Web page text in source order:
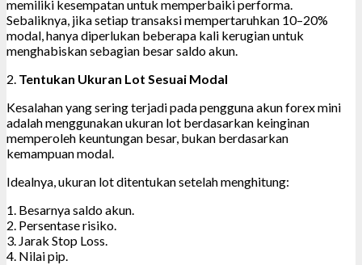
memiliki kesempatan untuk memperbaiki performa.
Sebaliknya, jika setiap transaksi mempertaruhkan 10–20%
modal, hanya diperlukan beberapa kali kerugian untuk
menghabiskan sebagian besar saldo akun.
2. Tentukan Ukuran Lot Sesuai Modal
Kesalahan yang sering terjadi pada pengguna akun forex mini
adalah menggunakan ukuran lot berdasarkan keinginan
memperoleh keuntungan besar, bukan berdasarkan
kemampuan modal.
Idealnya, ukuran lot ditentukan setelah menghitung:
1. Besarnya saldo akun.
2. Persentase risiko.
3. Jarak Stop Loss.
4. Nilai pip.